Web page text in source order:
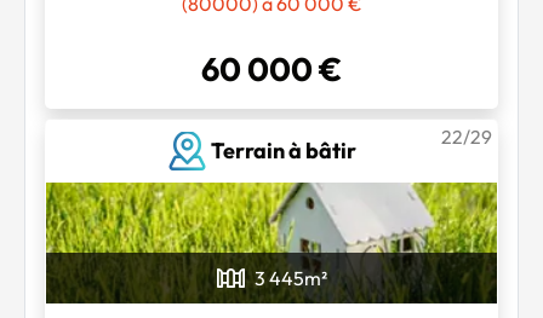
60 000 €
Terrain à bâtir
22/29
3 445m²